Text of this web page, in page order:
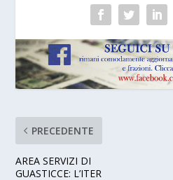
PRECEDENTE
AREA SERVIZI DI
GUASTICCE: L’ITER